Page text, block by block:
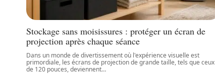
Stockage sans moisissures : protéger un écran de
projection après chaque séance
Dans un monde de divertissement où l'expérience visuelle est
primordiale, les écrans de projection de grande taille, tels que ceux
de 120 pouces, deviennent…